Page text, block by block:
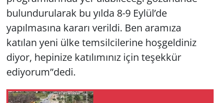
bulundurularak bu yılda 8-9 Eylül’de
yapılmasına kararı verildi. Ben aramıza
katılan yeni ülke temsilcilerine hoşgeldiniz
diyor, hepinize katılımınız için teşekkür
ediyorum”dedi.